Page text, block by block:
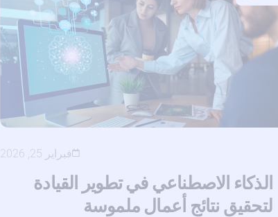
فبراير 25, 2026
الذكاء الاصطناعي في تطوير القيادة
لتحقيق نتائج أعمال ملموسة